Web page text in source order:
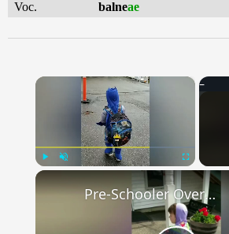
Voc.
balneae
×
Fullscreen
Pre-Schooler Overcomes Back To School Nerves With Superhero Costumes | Happily TV